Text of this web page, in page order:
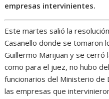
empresas intervinientes.
Este martes salió la
Casanello donde se tomaron
Guillermo Marijuan y se cerró
como para el juez, no hubo
funcionarios del Ministerio de
las empresas que